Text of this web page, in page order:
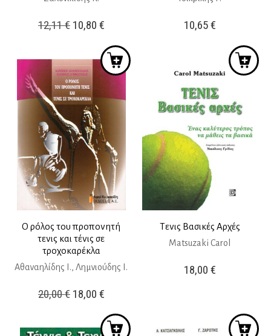
12,11€ Original
was:
12,11 €.
10,80 €Η
τιμή
είναι:
10,65€
Ο ρόλος του προπονητή
τενις και τένις σε
τροχοκαρέκλα
Αθαναηλίδης Ι., Λημνιούδης Ι.
20,00€ Original
was:
18,00 €Η
τρέχουσα
τιμή
Τενις Βασικές Αρχές
Matsuzaki Carol
18,00 €